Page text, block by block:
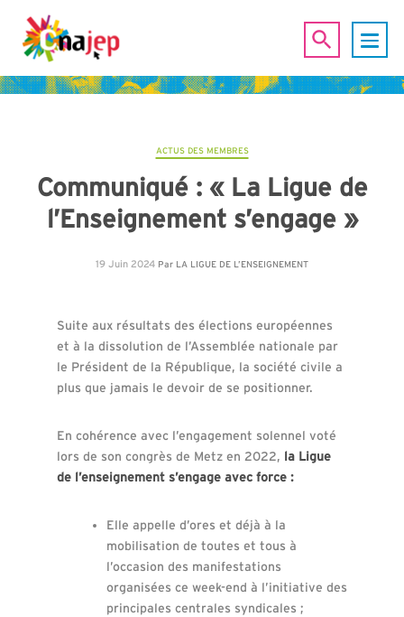
ACTUS DES MEMBRES
Communiqué : « La Ligue de
l’Enseignement s’engage »
19 Juin 2024 Par LA LIGUE DE L’ENSEIGNEMENT
Suite aux résultats des élections européennes
et à la dissolution de l’Assemblée nationale par
le Président de la République, la société civile a
plus que jamais le devoir de se positionner.
En cohérence avec l’engagement solennel voté
lors de son congrès de Metz en 2022, la Ligue
de l’enseignement s’engage avec force :
Elle appelle d’ores et déjà à la
mobilisation de toutes et tous à
l’occasion des manifestations
organisées ce week-end à l’initiative des
principales centrales syndicales ;